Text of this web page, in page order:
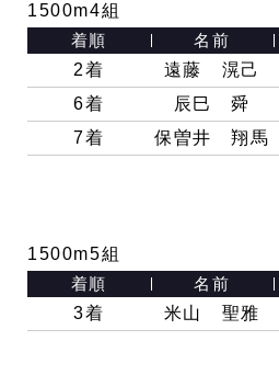
1500m4組
着順
名前
2着 遠藤 滉己
6着 辰巳 舜
7着 保曽井 翔馬
1500m5組
着順
名前
3着 米山 聖雅